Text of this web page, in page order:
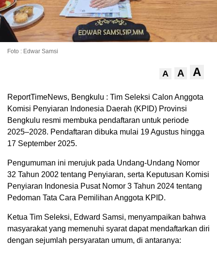
Foto : Edwar Samsi
A A A
ReportTimeNews, Bengkulu : Tim Seleksi Calon Anggota
Komisi Penyiaran Indonesia Daerah (KPID) Provinsi
Bengkulu resmi membuka pendaftaran untuk periode
2025–2028. Pendaftaran dibuka mulai 19 Agustus hingga
17 September 2025.
Pengumuman ini merujuk pada Undang-Undang Nomor
32 Tahun 2002 tentang Penyiaran, serta Keputusan Komisi
Penyiaran Indonesia Pusat Nomor 3 Tahun 2024 tentang
Pedoman Tata Cara Pemilihan Anggota KPID.
Ketua Tim Seleksi, Edward Samsi, menyampaikan bahwa
masyarakat yang memenuhi syarat dapat mendaftarkan diri
dengan sejumlah persyaratan umum, di antaranya: